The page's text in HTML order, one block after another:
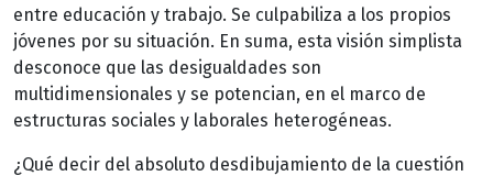
entre educación y trabajo. Se culpabiliza a los propios
jóvenes por su situación. En suma, esta visión simplista
desconoce que las desigualdades son
multidimensionales y se potencian, en el marco de
estructuras sociales y laborales heterogéneas.
¿Qué decir del absoluto desdibujamiento de la cuestión